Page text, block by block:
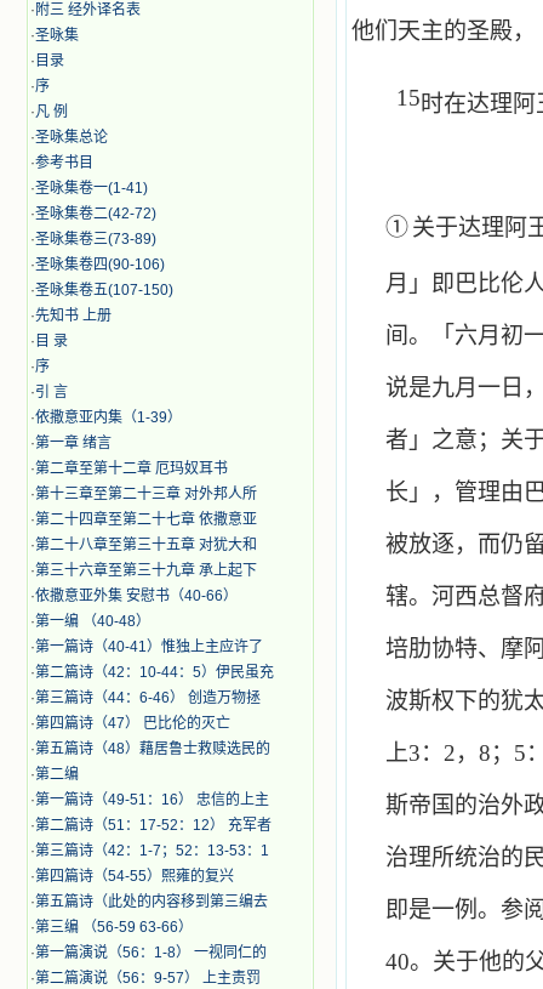
· 附三 经外译名表
·圣咏集
· 目录
·序
·凡 例
·圣咏集总论
·参考书目
·圣咏集卷一(1-41)
·圣咏集卷二(42-72)
·圣咏集卷三(73-89)
·圣咏集卷四(90-106)
·圣咏集卷五(107-150)
·先知书 上册
· 目 录
·序
·引 言
·​依撒意亚内集（1-39）
·第一章 绪言
·第二章至第十二章 厄玛奴耳书
·第十三章至第二十三章 对外邦人所
·第二十四章至第二十七章 依撒意亚
·第二十八章至第三十五章 对犹大和
·第三十六章至第三十九章 承上起下
·依撒意亚外集 安慰书（40-66）
·第一编 （40-48）
·第一篇诗（40-41）惟独上主应许了
·第二篇诗（42：10-44：5）伊民虽充
·第三篇诗（44：6-46） 创造万物拯
·第四篇诗（47） 巴比伦的灭亡
·第五篇诗（48）藉居鲁士救赎选民的
·第二编
·第一篇诗（49-51：16） 忠信的上主
·第二篇诗（51：17-52：12） 充军者
·第三篇诗（42：1-7；52：13-53：1
·第四篇诗（54-55）熙雍的复兴
·第五篇诗（此处的内容移到第三编去
·第三编 （56-59 63-66）
·第一篇演说（56：1-8） 一视同仁的
·第二篇演说（56：9-57） 上主责罚
他们天主的圣殿，
15时在达理
①关于达理阿
月」即巴比伦
间。「六月初
说是九月一日
者」之意；关
长」，管理由
被放逐，而仍
辖。河西总督
培肋协特、摩
波斯权下的犹
上3： 2， 8； 5
斯帝国的治外
治理所统治的
即是一例。参
40。关于他的